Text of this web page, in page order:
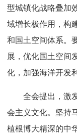
型城镇化战略叠加
域增长极作用，构
和国土空间体系。
展，优化国土空间
化，加强海洋开发
全会提出，激
会主义文化。坚持
植根博大精深的中